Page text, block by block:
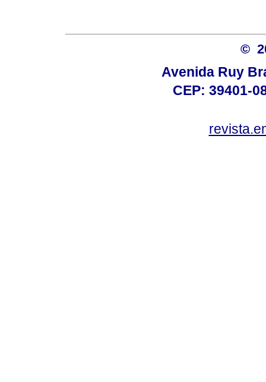
©
Avenida Ruy
CEP: 39401-